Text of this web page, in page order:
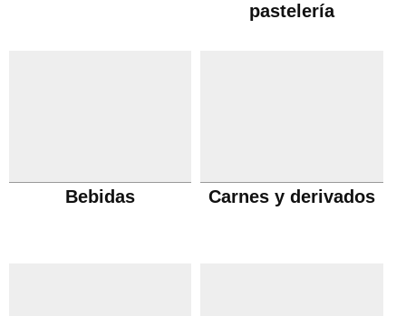
pastelería
Bebidas Carnes y derivados